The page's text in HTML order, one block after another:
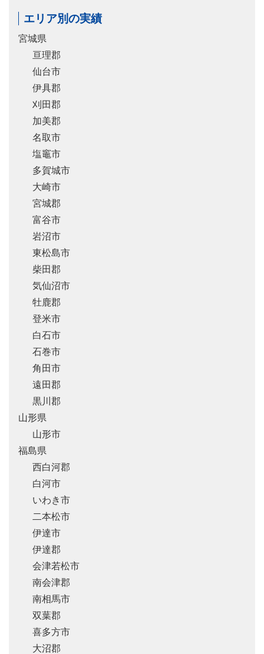
エリア別の実績
宮城県
亘理郡
仙台市
伊具郡
刈田郡
加美郡
名取市
塩竈市
多賀城市
大崎市
宮城郡
富谷市
岩沼市
東松島市
柴田郡
気仙沼市
牡鹿郡
登米市
白石市
石巻市
角田市
遠田郡
黒川郡
山形県
山形市
福島県
西白河郡
白河市
いわき市
二本松市
伊達市
伊達郡
会津若松市
南会津郡
南相馬市
双葉郡
喜多方市
大沼郡